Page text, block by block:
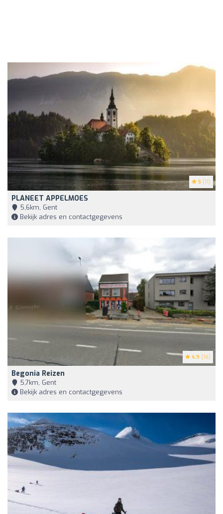
5 (11)
PLANEET APPELMOES
5,6km, Gent
Bekijk adres en contactgegevens
4.9 (16)
Begonia Reizen
5,7km, Gent
Bekijk adres en contactgegevens